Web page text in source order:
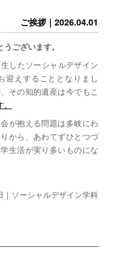
ご挨拶｜2026.04.01
ございます。
したソーシャルデザイン
迎えすることとなりまし
その知的遺産は今でもこ
が抱える問題は多岐にわ
から、あわてずひとつづ
生活が実り多いものにな
｜ソーシャルデザイン学科